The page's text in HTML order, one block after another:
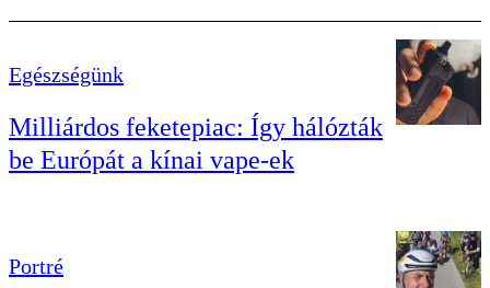
Egészségünk
Milliárdos feketepiac: Így hálózták
be Európát a kínai vape-ek
Portré